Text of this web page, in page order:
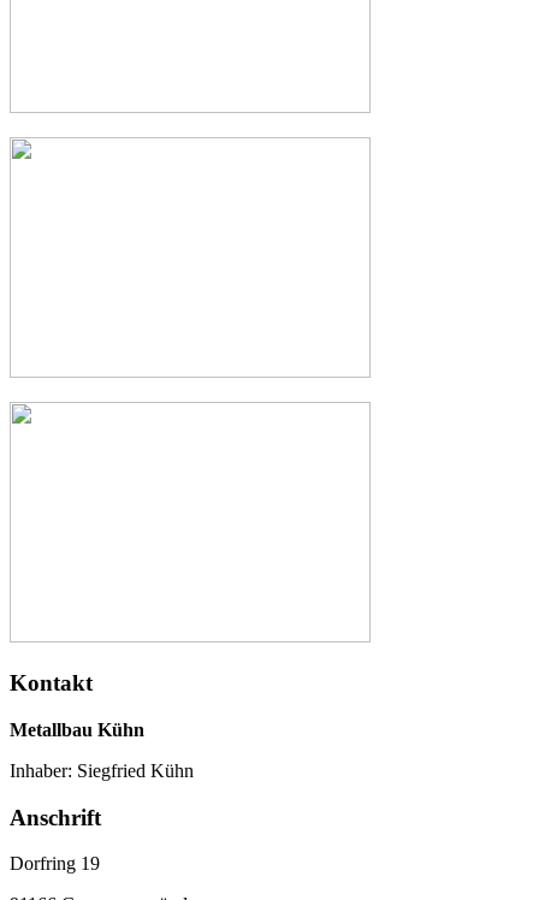
Kontakt
Metallbau Kühn
Inhaber: Siegfried Kühn
Anschrift
Dorfring 19